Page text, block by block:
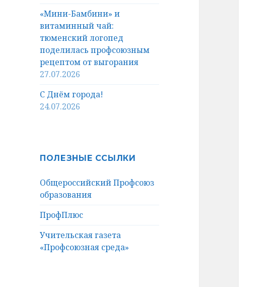
«Мини-Бамбини» и
витаминный чай:
тюменский логопед
поделилась профсоюзным
рецептом от выгорания
27.07.2026
С Днём города!
24.07.2026
ПОЛЕЗНЫЕ ССЫЛКИ
Общероссийский Профсоюз
образования
ПрофПлюс
Учительская газета
«Профсоюзная среда»